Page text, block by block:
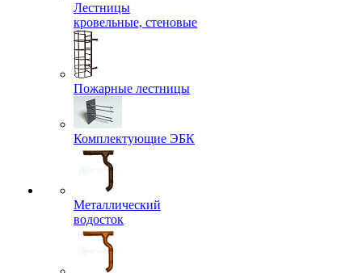
Лестницы
кровельные, стеновые
Пожарные лестницы
Комплектующие ЭБК
Металлический
водосток